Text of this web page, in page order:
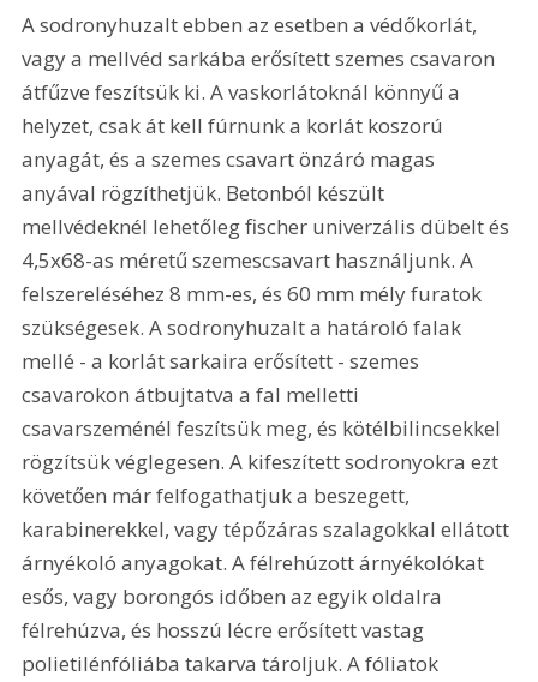
A sodronyhuzalt ebben az esetben a védőkorlát,
vagy a mellvéd sarkába erősített szemes csavaron
átfűzve feszítsük ki. A vaskorlátoknál könnyű a
helyzet, csak át kell fúrnunk a korlát koszorú
anyagát, és a szemes csavart önzáró magas
anyával rögzíthetjük. Betonból készült
mellvédeknél lehetőleg fischer univerzális dübelt és
4,5x68-as méretű szemescsavart használjunk. A
felszereléséhez 8 mm-es, és 60 mm mély furatok
szükségesek. A sodronyhuzalt a határoló falak
mellé - a korlát sarkaira erősített - szemes
csavarokon átbujtatva a fal melletti
csavarszeménél feszítsük meg, és kötélbilincsekkel
rögzítsük véglegesen. A kifeszített sodronyokra ezt
követően már felfogathatjuk a beszegett,
karabinerekkel, vagy tépőzáras szalagokkal ellátott
árnyékoló anyagokat. A félrehúzott árnyékolókat
esős, vagy borongós időben az egyik oldalra
félrehúzva, és hosszú lécre erősített vastag
polietilénfóliába takarva tároljuk. A fóliatok